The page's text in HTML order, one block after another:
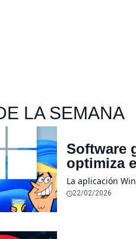
LA SEMANA
Software
optimiza
La aplicación
22/02/2026